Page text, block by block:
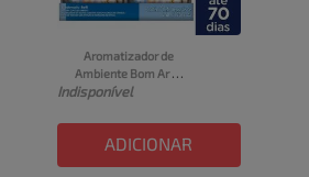
Aromatizador de
Ambiente Bom Ar
Automático Aerossol
na 2ª Unidade Flor de
Algodão
Indisponível
ADICIONAR